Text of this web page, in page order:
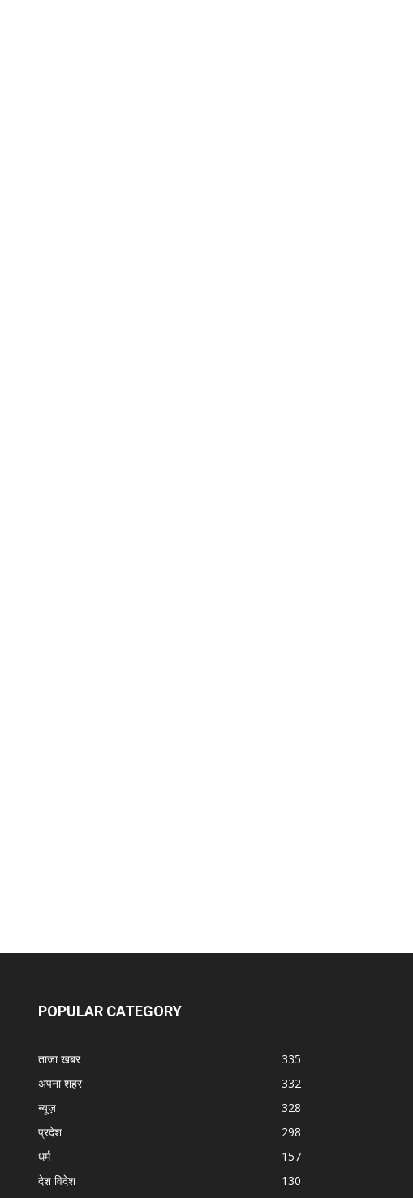
POPULAR CATEGORY
ताजा खबर
335
अपना शहर
332
न्यूज़
328
प्रदेश
298
धर्म
157
देश विदेश
130